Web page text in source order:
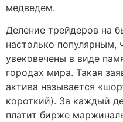
медведем.
Деление трейдеров на
настолько популярным,
увековечены в виде
городах мира. Такая
актива называется
короткий). За каждый
платит бирже